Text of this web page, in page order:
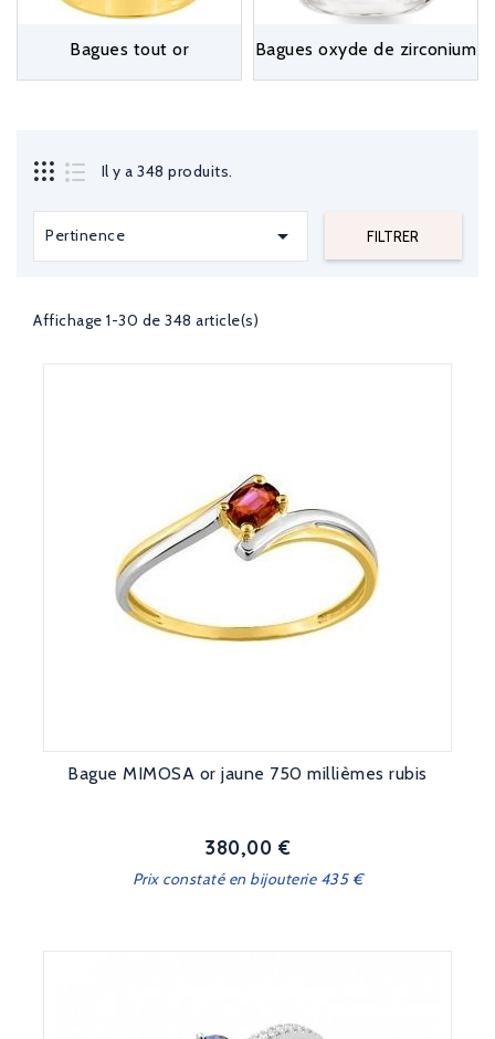
Bagues tout or Bagues oxyde de zirconium
Il y a 348 produits.
Pertinence  FILTRER
Affichage 1-30 de 348 article(s)
Bague MIMOSA or jaune 750 millièmes rubis
Prix
380,00 €
Prix constaté en bijouterie 435 €